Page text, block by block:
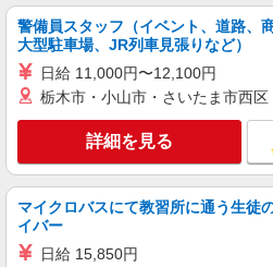
派遣社員
株式会社kotrio /●SW-H2-2001518
「支払い日に間
がい者支援STAFF
時給1550円〜
通費全支給(ガソリ
調布市下石原（
警備員スタッフ（イベント、道路、
大型駐車場、JR列車見張りなど）
日給 11,000円〜12,100円
栃木市・小山市・さいたま市西
詳細を見る
マイクロバスにて教習所に通う生徒
イバー
日給 15,850円